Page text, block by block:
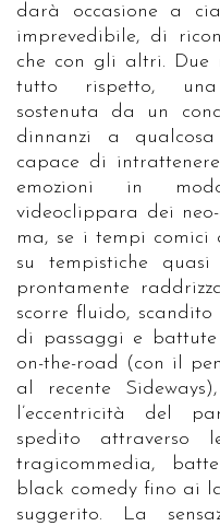
darà occasione a
imprevedibile, di
che con gli altri. Due
tutto rispetto, una
sostenuta da un
dinnanzi a
capace di
emozioni in
videoclippara dei
ma, se i tempi
su tempistiche
prontamente
scorre fluido,
di passaggi e battute
on-the-road (con il
al recente
l’eccentricità del
spedito attraverso
tragicommedia,
black comedy fino ai
suggerito. La